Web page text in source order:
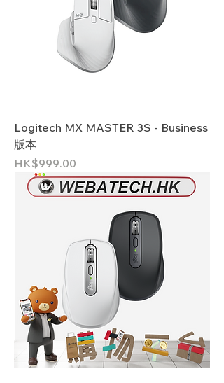
Logitech MX MASTER 3S - Business
版本
價格
HK$999.00